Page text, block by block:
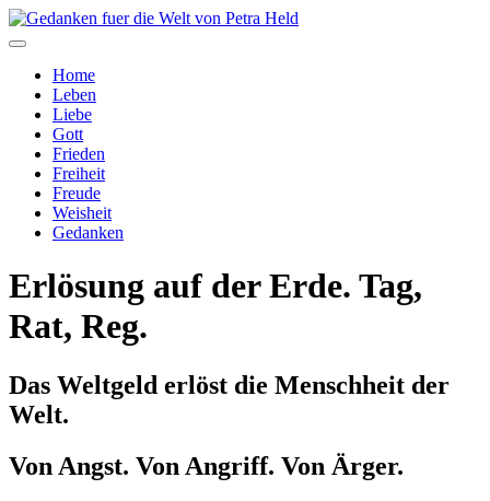
Home
Leben
Liebe
Gott
Frieden
Freiheit
Freude
Weisheit
Gedanken
Erlösung auf der Erde. Tag,
Rat, Reg.
Das Weltgeld erlöst die Menschheit der
Welt.
Von Angst. Von Angriff. Von Ärger.